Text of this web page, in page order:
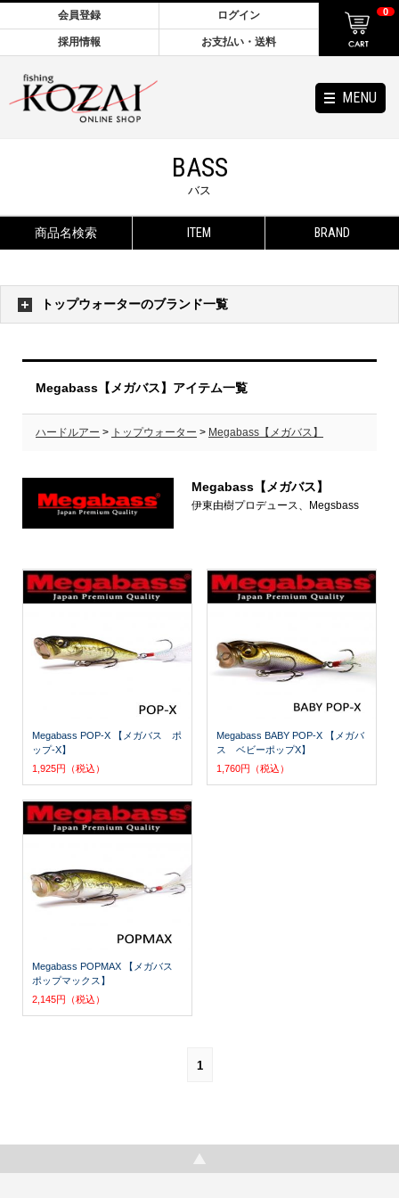
MENU
会員登録 ログイン
採用情報 お支払い・送料
0
BASS
バス
商品名検索 ITEM BRAND
トップウォーターのブランド一覧
Megabass【メガバス】アイテム一覧
ハードルアー > トップウォーター > Megabass【メガバス】
Megabass【メガバス】
伊東由樹プロデュース、Megsbass
Megabass POP-X 【メガバス ポ
ップ-X】
1,925円（税込）
Megabass BABY POP-X 【メガバ
ス ベビーポップX】
1,760円（税込）
Megabass POPMAX 【メガバス
ポップマックス】
2,145円（税込）
1